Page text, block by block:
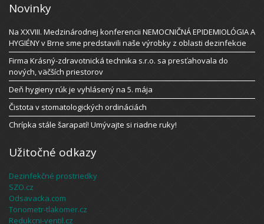
Novinky
Na XXVIII. Medzinárodnej konferencii NEMOCNIČNÁ EPIDEMIOLÓGIA A
HYGIÉNY v Brne sme predstavili naše výrobky z oblasti dezinfekcie
Firma Krásný-zdravotnická technika s.r.o. sa presťahovala do
nových, väčších priestorov
Deň hygieny rúk je vyhlásený na 5. mája
Čistota v stomatologických ordináciách
Chrípka stále šarapatí! Umývajte si riadne ruky!
Užitočné odkazy
Dezinfekčné prostriedky
SZO.cz
Odsavacka.com
Tonometr-tlakomer.cz
Redukcni-ventil.cz